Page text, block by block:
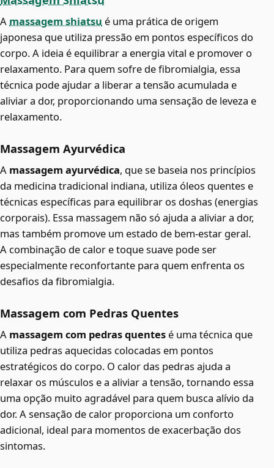
A massagem shiatsu é uma prática de origem
japonesa que utiliza pressão em pontos específicos do
corpo. A ideia é equilibrar a energia vital e promover o
relaxamento. Para quem sofre de fibromialgia, essa
técnica pode ajudar a liberar a tensão acumulada e
aliviar a dor, proporcionando uma sensação de leveza e
relaxamento.
Massagem Ayurvédica
A massagem ayurvédica, que se baseia nos princípios
da medicina tradicional indiana, utiliza óleos quentes e
técnicas específicas para equilibrar os doshas (energias
corporais). Essa massagem não só ajuda a aliviar a dor,
mas também promove um estado de bem-estar geral.
A combinação de calor e toque suave pode ser
especialmente reconfortante para quem enfrenta os
desafios da fibromialgia.
Massagem com Pedras Quentes
A massagem com pedras quentes é uma técnica que
utiliza pedras aquecidas colocadas em pontos
estratégicos do corpo. O calor das pedras ajuda a
relaxar os músculos e a aliviar a tensão, tornando essa
uma opção muito agradável para quem busca alívio da
dor. A sensação de calor proporciona um conforto
adicional, ideal para momentos de exacerbação dos
sintomas.